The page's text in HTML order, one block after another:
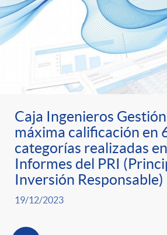
Caja Ingenieros
máxima calificación en
categorías realizadas
Informes del PRI
Inversión Responsable)
19/12/2023